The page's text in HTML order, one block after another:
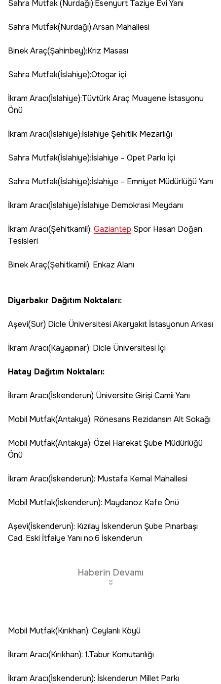
Sahra Mutfak (Nurdağı):Esenyurt Taziye Evi Yanı
Sahra Mutfak(Nurdağı):Arsan Mahallesi
Binek Araç(Şahinbey):Kriz Masası
Sahra Mutfak(İslahiye):Otogar içi
İkram Aracı(İslahiye):Tüvtürk Araç Muayene İstasyonu
Önü
İkram Aracı(İslahiye):İslahiye Şehitlik Mezarlığı
Sahra Mutfak(İslahiye):İslahiye – Opet Parkı İçi
Sahra Mutfak(İslahiye):İslahiye – Emniyet Müdürlüğü Yanı
İkram Aracı(İslahiye):İslahiye Demokrasi Meydanı
İkram Aracı(Şehitkamil): Gaziantep Spor Hasan Doğan
Tesisleri
Binek Araç(Şehitkamil): Enkaz Alanı
Diyarbakır Dağıtım Noktaları:
Aşevi(Sur) Dicle Üniversitesi Akaryakıt İstasyonun Arkası
İkram Aracı(Kayapınar): Dicle Üniversitesi İçi
Hatay Dağıtım Noktaları:
İkram Aracı(İskenderun) Üniversite Girişi Camii Yanı
Mobil Mutfak(Antakya): Rönesans Rezidansın Alt Sokağı
Mobil Mutfak(Antakya): Özel Harekat Şube Müdürlüğü
Önü
İkram Aracı(İskenderun): Mustafa Kemal Mahallesi
Mobil Mutfak(İskenderun): Maydanoz Kafe Önü
Aşevi(İskenderun): Kızılay İskenderun Şube Pınarbaşı
Cad. Eski İtfaiye Yanı no:6 İskenderun
Haberin Devamı
Mobil Mutfak(Kırıkhan): Ceylanlı Köyü
İkram Aracı(Kırıkhan): 1.Tabur Komutanlığı
İkram Aracı(İskenderun): İskenderun Millet Parkı